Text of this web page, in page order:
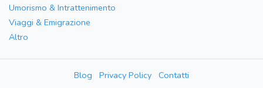
Umorismo & Intrattenimento
Viaggi & Emigrazione
Altro
Blog Privacy Policy Contatti